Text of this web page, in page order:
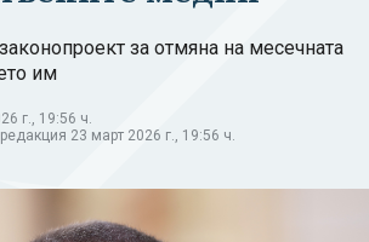
за отмяна на месечната
им
г., 19:56 ч.
23 март 2026 г., 19:56 ч.